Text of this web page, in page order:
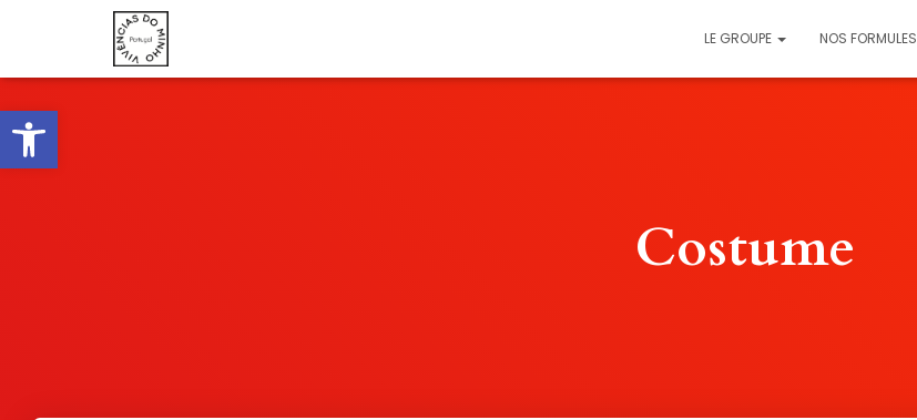
Ouvrir la barre d’outils
LE GROUPE NOS FORMULES
Costume